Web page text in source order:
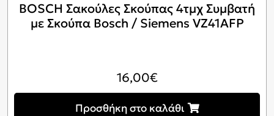
BOSCH Σακούλες Σκούπας 4τμχ Συμβατή
με Σκούπα Bosch / Siemens VZ41AFP
16,00€
Προσθήκη στο καλάθι